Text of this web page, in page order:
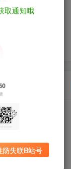
取通知哦
防失联B站号